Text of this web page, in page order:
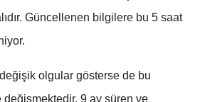
Güncellenen bilgilere bu 5 saat
olgular gösterse de bu
9 ay süren ve